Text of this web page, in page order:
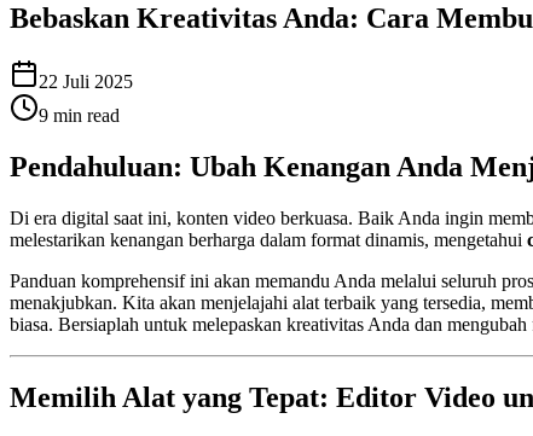
Bebaskan Kreativitas Anda: Cara
22 Juli 2025
9 min read
Pendahuluan: Ubah Kenangan Anda
Di era digital saat ini, konten video berkuasa. Baik Anda ingin
melestarikan kenangan berharga dalam format dinamis, mengetahui
Panduan komprehensif ini akan memandu Anda melalui seluruh
menakjubkan. Kita akan menjelajahi alat terbaik yang tersedia,
biasa. Bersiaplah untuk melepaskan kreativitas Anda dan
Memilih Alat yang Tepat: Editor Video